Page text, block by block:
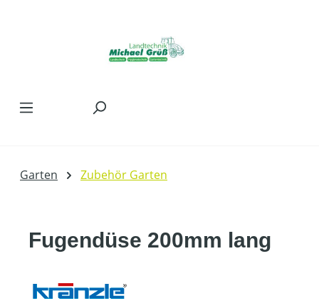
Garten Zubehör Garten
Fugendüse 200mm lang